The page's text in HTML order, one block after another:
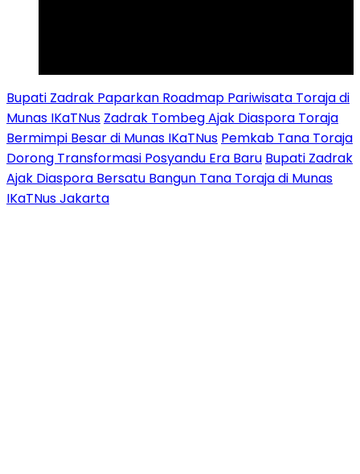
Bupati Zadrak Paparkan Roadmap Pariwisata Toraja di
Munas IKaTNus Zadrak Tombeg Ajak Diaspora Toraja
Bermimpi Besar di Munas IKaTNus Pemkab Tana Toraja
Dorong Transformasi Posyandu Era Baru Bupati Zadrak
Ajak Diaspora Bersatu Bangun Tana Toraja di Munas
IKaTNus Jakarta